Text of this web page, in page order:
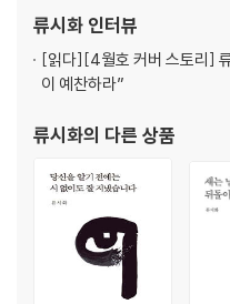
부족의 어른이 말한다 | 방랑하는
나는 왜 이교도인가 | 붉은 새
내가 흘린 눈물만 모아도 가뭄은
집으로 가는 길 | 파란 독수리 깃털
기억하라, 세상의 신성한 것들을 |
마음과 영혼과 육체 | 비키 다우니
나는 인디언이지 캐나다 인이 아
꽃가루를 뿌리면 비가 내렸다 |
인디언들이 아메리카에 전하는
다 명상센터' 등 미
류시화 인터뷰
[읽다][4월호 커버 스토리]
이 예찬하라”
류시화의 다른 상품